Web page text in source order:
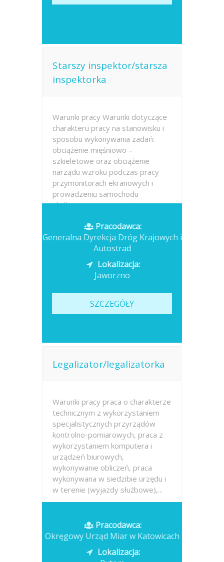
Starszy inspektor/starsza
inspektorka
Warunki pracy Warunki dotyczące
charakteru pracy na stanowisku i
sposobu wykonywania zadań:
obciążenie mięśniowo –
szkieletowe oraz obciążenie
narządu wzroku podczas pracy
przymonitorach ekranowych i
prowadzeniu samochodu
służbowego, praca na tym...
Opublikowano: dzisiajPracodawca:
Generalna Dyrekcja Dróg Krajowych i
Autostrad
Lokalizacja:
Jaworzno
SZCZEGÓŁY
Legalizator/legalizatorka
Warunki pracy praca o charakterze
technicznym z wykorzystaniem
specjalistycznych przyrządów
kontrolno-pomiarowych, praca z
wykorzystaniem komputera i
urządzeń biurowych,
wykonywanie obliczeń, praca
wykonywana w siedzibie urzędu i
w terenie (wyjazdy służbowe),...
Pracodawca:
Okręgowy Urząd Miar w Katowicach
Lokalizacja: